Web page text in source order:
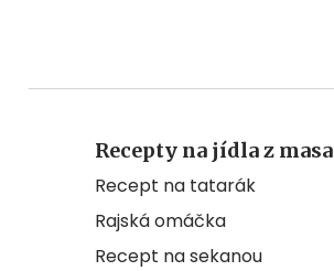
Recepty na jídla z masa
Recept na tatarák
Rajská omáčka
Recept na sekanou